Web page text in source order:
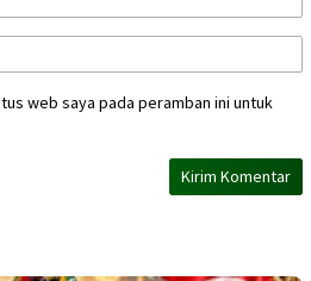
web saya pada peramban ini untuk